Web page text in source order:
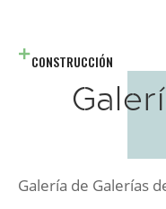
CONSTRUCCIÓN
Galería de Galerías